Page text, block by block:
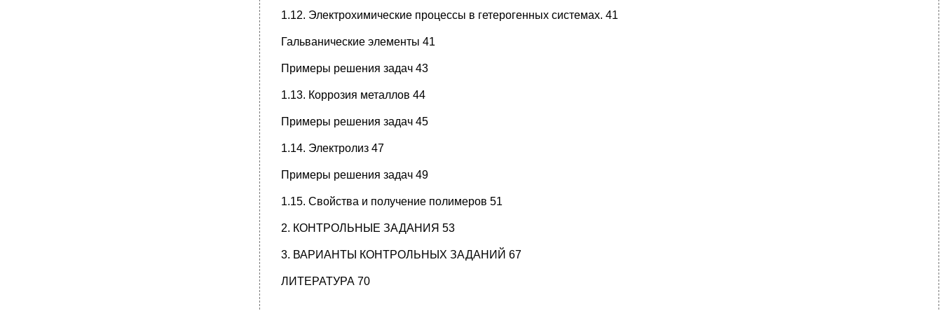
1.12. Электрохимические процессы в гетерогенных системах. 41
Гальванические элементы 41
Примеры решения задач 43
1.13. Коррозия металлов 44
Примеры решения задач 45
1.14. Электролиз 47
Примеры решения задач 49
1.15. Свойства и получение полимеров 51
2. КОНТРОЛЬНЫЕ ЗАДАНИЯ 53
3. ВАРИАНТЫ КОНТРОЛЬНЫХ ЗАДАНИЙ 67
ЛИТЕРАТУРА 70